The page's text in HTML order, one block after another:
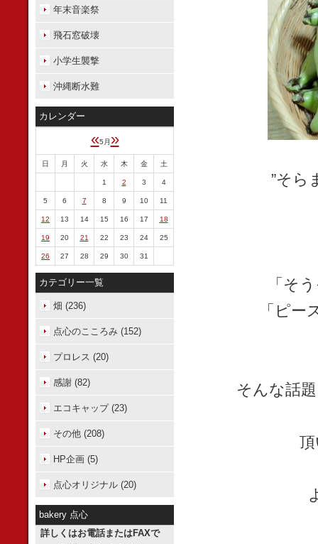
”そ
「そ
「ピ
そんな話
年末音楽祭
飛石窓破壊
小学生襲撃
沖縄断水難
カレンダー
«5月 »
日 月 火 水 木 金 土
1 2 3 4
5 6 7 8 9 10 11
12 13 14 15 16 17 18
19 20 21 22 23 24 25
26 27 28 29 30 31
カテゴリー一覧
畑 (236)
点心のこころみ (152)
プロレス (20)
感謝 (82)
エコキャップ (23)
その他 (208)
HP企画 (5)
点心オリジナル (20)
bakery 点心
詳しくはお電話またはFAXで